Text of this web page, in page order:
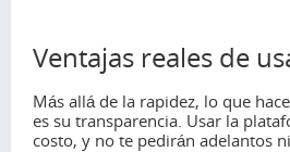
Ventajas reales de
Más allá de la rapidez, lo que
es su transparencia. Usar la
costo, y no te pedirán adelantos